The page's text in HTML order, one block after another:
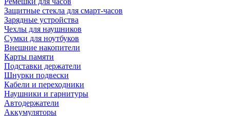
Защитные стекла для смарт-часов
Зарядные устройства
Чехлы для наушников
Сумки для ноутбуков
Внешние накопители
Карты памяти
Подставки держатели
Шнурки подвески
Кабели и переходники
Наушники и гарнитуры
Автодержатели
Аккумуляторы